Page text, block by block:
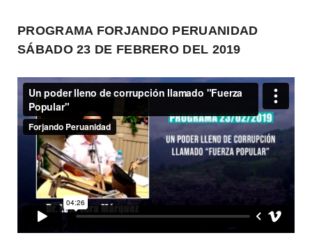
PROGRAMA FORJANDO PERUANIDAD
SÁBADO 23 DE FEBRERO DEL 2019